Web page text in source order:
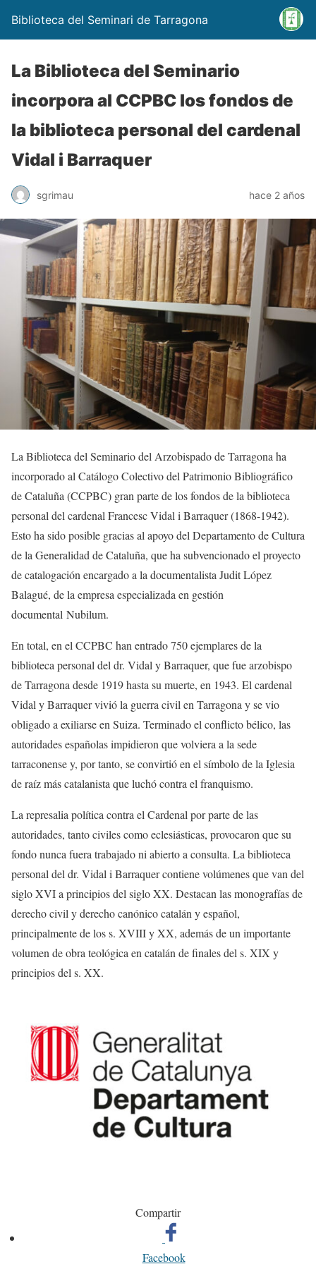
Biblioteca del Seminari de Tarragona
La Biblioteca del Seminario
incorpora al CCPBC los fondos de
la biblioteca personal del cardenal
Vidal i Barraquer
sgrimau hace 2 años
La Biblioteca del Seminario del Arzobispado de Tarragona ha
incorporado al Catálogo Colectivo del Patrimonio Bibliográfico
de Cataluña (CCPBC) gran parte de los fondos de la biblioteca
personal del cardenal Francesc Vidal i Barraquer (1868-1942).
Esto ha sido posible gracias al apoyo del Departamento de Cultura
de la Generalidad de Cataluña, que ha subvencionado el proyecto
de catalogación encargado a la documentalista Judit López
Balagué, de la empresa especializada en gestión
documental Nubilum.
En total, en el CCPBC han entrado 750 ejemplares de la
biblioteca personal del dr. Vidal y Barraquer, que fue arzobispo
de Tarragona desde 1919 hasta su muerte, en 1943. El cardenal
Vidal y Barraquer vivió la guerra civil en Tarragona y se vio
obligado a exiliarse en Suiza. Terminado el conflicto bélico, las
autoridades españolas impidieron que volviera a la sede
tarraconense y, por tanto, se convirtió en el símbolo de la Iglesia
de raíz más catalanista que luchó contra el franquismo.
La represalia política contra el Cardenal por parte de las
autoridades, tanto civiles como eclesiásticas, provocaron que su
fondo nunca fuera trabajado ni abierto a consulta. La biblioteca
personal del dr. Vidal i Barraquer contiene volúmenes que van del
siglo XVI a principios del siglo XX. Destacan las monografías de
derecho civil y derecho canónico catalán y español,
principalmente de los s. XVIII y XX, además de un importante
volumen de obra teológica en catalán de finales del s. XIX y
principios del s. XX.
Compartir
Facebook